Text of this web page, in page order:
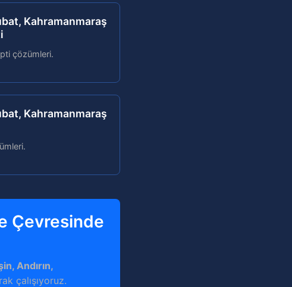
Kahramanmaraş
çözümleri.
Kahramanmaraş
Çevresinde
Andırın,
çalışıyoruz.